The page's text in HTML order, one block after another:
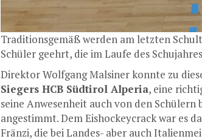
Traditionsgemäß werden am letzten
Schüler geehrt, die im Laufe des
Direktor Wolfgang Malsiner konnte zu
Siegers HCB Südtirol Alperia, eine
seine Anwesenheit auch von den
angestimmt. Dem Eishockeycrack war es
Fränzi, die bei Landes- aber auch